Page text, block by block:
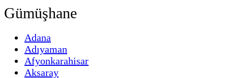
Gümüşhane
Adana
Adıyaman
Afyonkarahisar
Aksaray